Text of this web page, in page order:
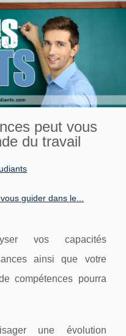
peut vous
du travail
guider dans le...
vos capacités
ainsi que votre
compétences pourra
une évolution